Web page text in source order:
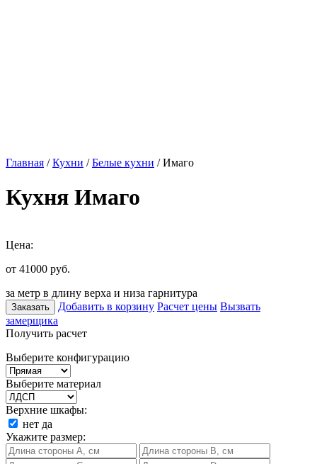
Главная /Кухни /Белые кухни / Имаго
Кухня Имаго
Цена:
от 41000 руб.
за метр в длину верха и низа гарнитура
Заказать Добавить в корзину Расчет цены Вызвать
замерщика
Получить расчет
Выберите конфигурацию
Выберите материал
Верхние шкафы:
нет да
Укажите размер: